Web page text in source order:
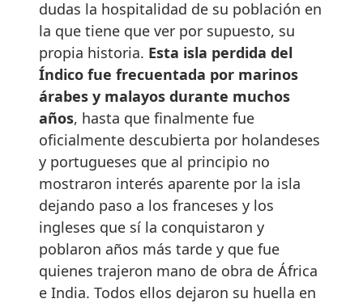
dudas la hospitalidad de su población en
la que tiene que ver por supuesto, su
propia historia. Esta isla perdida del
Índico fue frecuentada por marinos
árabes y malayos durante muchos
años, hasta que finalmente fue
oficialmente descubierta por holandeses
y portugueses que al principio no
mostraron interés aparente por la isla
dejando paso a los franceses y los
ingleses que sí la conquistaron y
poblaron años más tarde y que fue
quienes trajeron mano de obra de África
e India. Todos ellos dejaron su huella en